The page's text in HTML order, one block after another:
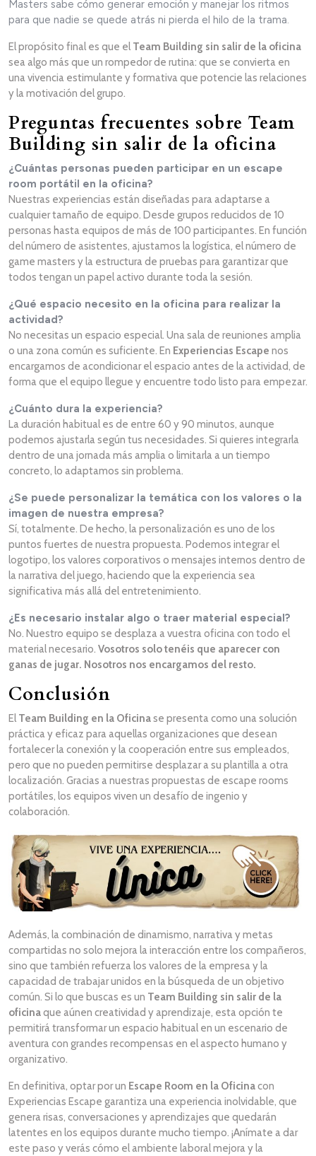
Masters sabe cómo generar emoción y manejar los ritmos
para que nadie se quede atrás ni pierda el hilo de la trama.
El propósito final es que el Team Building sin salir de la oficina
sea algo más que un rompedor de rutina: que se convierta en
una vivencia estimulante y formativa que potencie las relaciones
y la motivación del grupo.
Preguntas frecuentes sobre Team
Building sin salir de la oficina
¿Cuántas personas pueden participar en un escape
room portátil en la oficina?
Nuestras experiencias están diseñadas para adaptarse a
cualquier tamaño de equipo. Desde grupos reducidos de 10
personas hasta equipos de más de 100 participantes. En función
del número de asistentes, ajustamos la logística, el número de
game masters y la estructura de pruebas para garantizar que
todos tengan un papel activo durante toda la sesión.
¿Qué espacio necesito en la oficina para realizar la
actividad?
No necesitas un espacio especial. Una sala de reuniones amplia
o una zona común es suficiente. En Experiencias Escape nos
encargamos de acondicionar el espacio antes de la actividad, de
forma que el equipo llegue y encuentre todo listo para empezar.
¿Cuánto dura la experiencia?
La duración habitual es de entre 60 y 90 minutos, aunque
podemos ajustarla según tus necesidades. Si quieres integrarla
dentro de una jornada más amplia o limitarla a un tiempo
concreto, lo adaptamos sin problema.
¿Se puede personalizar la temática con los valores o la
imagen de nuestra empresa?
Sí, totalmente. De hecho, la personalización es uno de los
puntos fuertes de nuestra propuesta. Podemos integrar el
logotipo, los valores corporativos o mensajes internos dentro de
la narrativa del juego, haciendo que la experiencia sea
significativa más allá del entretenimiento.
¿Es necesario instalar algo o traer material especial?
No. Nuestro equipo se desplaza a vuestra oficina con todo el
material necesario. Vosotros solo tenéis que aparecer con
ganas de jugar. Nosotros nos encargamos del resto.
Conclusión
El Team Building en la Oficinase presenta como una solución
práctica y eficaz para aquellas organizaciones que desean
fortalecer la conexión y la cooperación entre sus empleados,
pero que no pueden permitirse desplazar a su plantilla a otra
localización. Gracias a nuestras propuestas de escape rooms
portátiles, los equipos viven un desafío de ingenio y
colaboración.
Además, la combinación de dinamismo, narrativa y metas
compartidas no solo mejora la interacción entre los compañeros,
sino que también refuerza los valores de la empresa y la
capacidad de trabajar unidos en la búsqueda de un objetivo
común. Si lo que buscas es un Team Building sin salir de la
oficinaque aúnen creatividad y aprendizaje, esta opción te
permitirá transformar un espacio habitual en un escenario de
aventura con grandes recompensas en el aspecto humano y
organizativo.
En definitiva, optar por un Escape Room en la Oficinacon
Experiencias Escape garantiza una experiencia inolvidable, que
genera risas, conversaciones y aprendizajes que quedarán
latentes en los equipos durante mucho tiempo. ¡Anímate a dar
este paso y verás cómo el ambiente laboral mejora y la